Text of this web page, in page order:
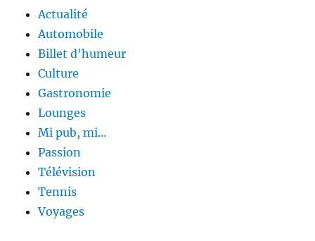
Actualité
Automobile
Billet d'humeur
Culture
Gastronomie
Lounges
Mi pub, mi…
Passion
Télévision
Tennis
Voyages